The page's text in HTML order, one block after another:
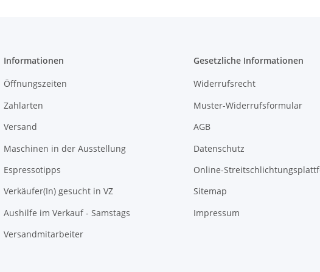
Informationen
Öffnungszeiten
Zahlarten
Versand
Maschinen in der Ausstellung
Espressotipps
Verkäufer(In) gesucht in VZ
Aushilfe im Verkauf - Samstags
Versandmitarbeiter
Gesetzliche Informationen
Widerrufsrecht
Muster-Widerrufsformular
AGB
Datenschutz
Online-
Sitemap
Impressum